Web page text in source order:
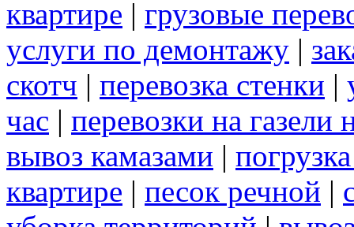
квартире | грузовые
услуги по демонтажу |
скотч | перевозка стенки |
час | перевозки на
вывоз камазами |
квартире | песок речной |